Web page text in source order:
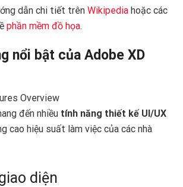
dẫn chi tiết trên Wikipedia hoặc các
phần mềm đồ họa.
nổi bật của Adobe XD
đến nhiều tính năng thiết kế UI/UX
cao hiệu suất làm việc của các nhà
diện